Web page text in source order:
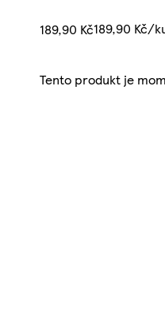
189,90 Kč189,90 Kč/
Tento produkt je